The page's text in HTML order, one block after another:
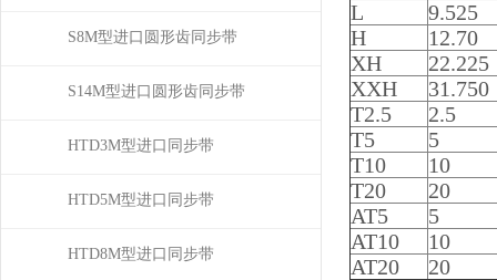
S8M型进口圆形齿同步带
S14M型进口圆形齿同步带
HTD3M型进口同步带
HTD5M型进口同步带
HTD8M型进口同步带
L
9.525
H
12.70
XH
22.225
XXH
31.750
T2.5
2.5
T5
5
T10
10
T20
20
AT5
5
AT10
10
AT20
20